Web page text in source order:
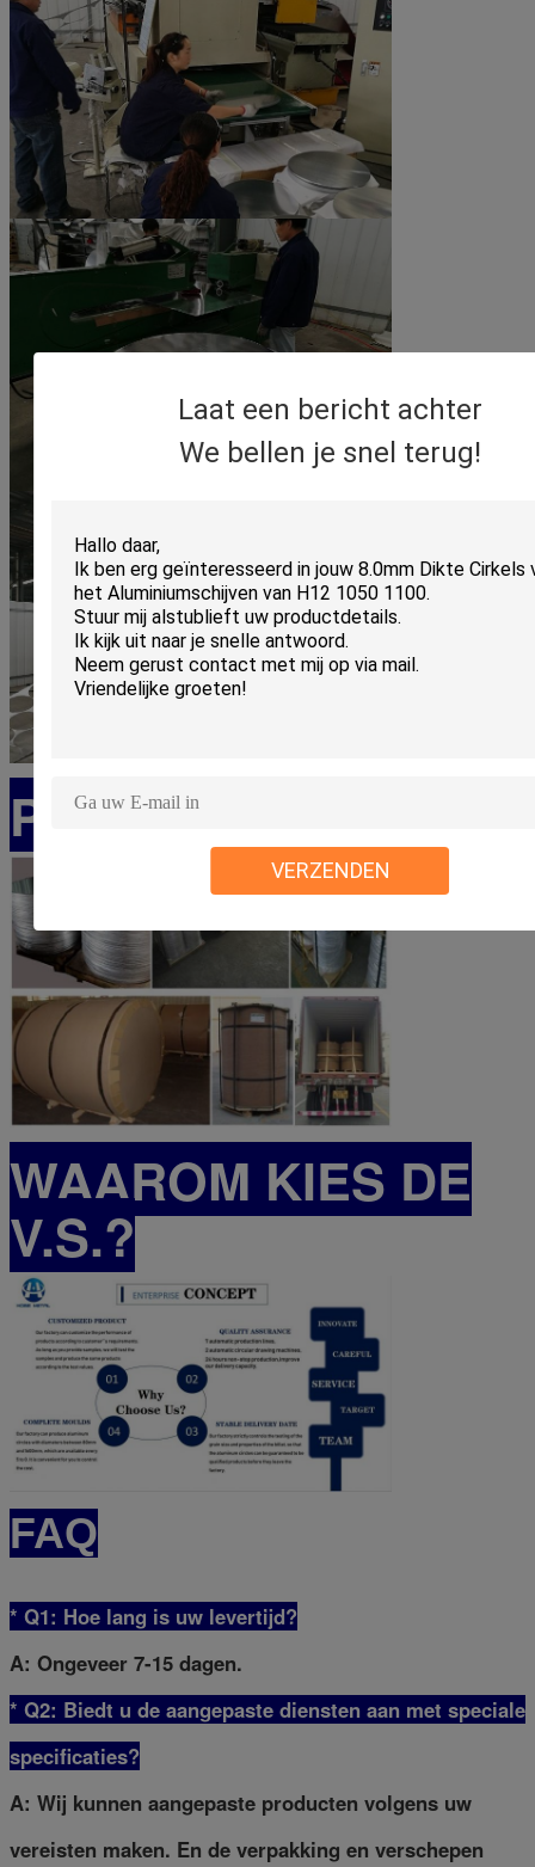
Laat een bericht achter
We bellen je snel terug!
VERZENDEN
PRODUCTverpakking
WAAROM KIES DE
V.S.?
FAQ
* Q1: Hoe lang is uw levertijd?
A: Ongeveer 7-15 dagen.
* Q2: Biedt u de aangepaste diensten aan met speciale
specificaties?
A: Wij kunnen aangepaste producten volgens uw
vereisten maken. En de verpakking en verschepen